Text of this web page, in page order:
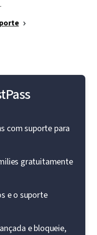
com suporte para
gratuitamente
e o suporte
e bloqueie,